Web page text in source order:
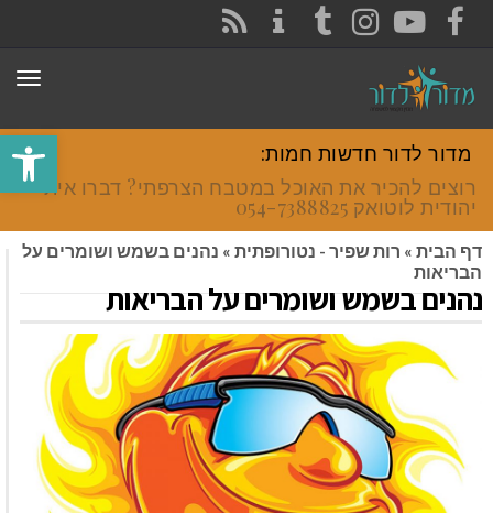
פתח
FACEBOOK
YOUTUBE
INSTAGRAM
TUMBLR
מדור לדור חדשות חמות:
רוצים להכיר את האוכל במטבח הצרפתי? דברו איתי
יהודית לוטואק 054-7388825.
דף הבית » רות שפיר - נטורופתית » נהנים בשמש ושומרים על
הבריאות
נהנים בשמש ושומרים על הבריאות